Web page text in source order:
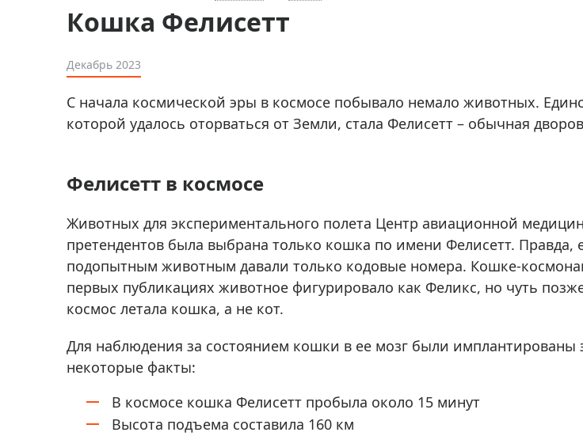
Зрительные трубы
Приборы ночного видения
Метеостанции, барометры, часы
Discovery (Дискавери)
Оптика для детей Levenhuk LabZZ
Астропланетарии
Подарки
Хиты продаж
Акции
видения
Кошка Фелисетт
Декабрь 2023
С начала космической эры в космосе побывало немало животных.
которой удалось оторваться от Земли, стала Фелисетт – обычная
Фелисетт в космосе
Животных для экспериментального полета Центр авиационной
претендентов была выбрана только кошка по имени Фелисетт.
подопытным животным давали только кодовые номера. Кошке-
первых публикациях животное фигурировало как Феликс, но чуть
космос летала кошка, а не кот.
Для наблюдения за состоянием кошки в ее мозг были имплантированы
некоторые факты:
В космосе кошка Фелисетт пробыла около 15 минут
Высота подъема составила 160 км